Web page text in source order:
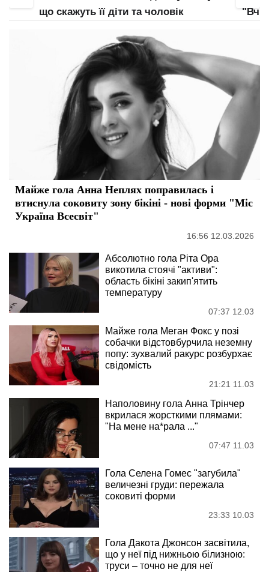
"Вчися підбирати свої…"
Майже гола Анна Неплях поправилась і
втиснула соковиту зону бікіні - нові форми "Міс
Україна Всесвіт"
16:56 12.03.2026
Абсолютно гола Ріта Ора
викотила стоячі "активи":
область бікіні закип'ятить
температуру
07:37 12.03
Майже гола Меган Фокс у позі
собачки відстовбурчила неземну
попу: зухвалий ракурс розбурхає
свідомість
21:21 11.03
Наполовину гола Анна Трінчер
вкрилася жорсткими плямами:
"На мене на*рала ..."
07:47 11.03
Гола Селена Гомес "загубила"
величезні груди: пережала
соковиті форми
23:33 10.03
Гола Дакота Джонсон засвітила,
що у неї під нижньою білизною:
труси – точно не для неї